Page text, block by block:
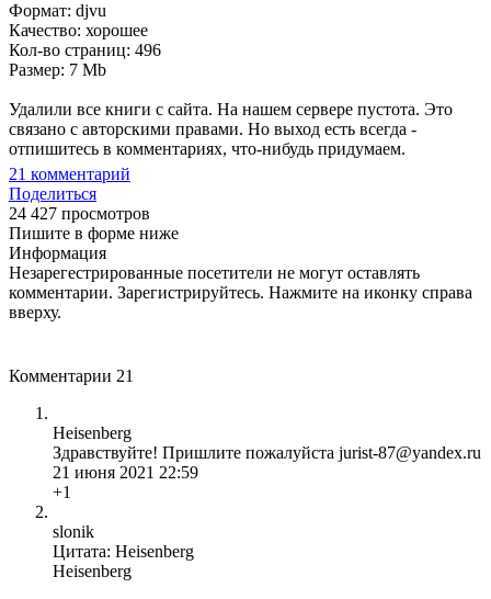
Формат: djvu
Качество: хорошее
Кол-во страниц: 496
Размер: 7 Mb
Удалили все книги с сайта. На нашем сервере пустота. Это
связано с авторскими правами. Но выход есть всегда -
отпишитесь в комментариях, что-нибудь придумаем.
21 комментарий
Поделиться
24 427 просмотров
Пишите в форме ниже
Информация
Незарегестрированные посетители не могут оставлять
комментарии. Зарегистрируйтесь. Нажмите на иконку справа
вверху.
Комментарии 21
Heisenberg
Здравствуйте! Пришлите пожалуйста jurist-87@yandex.ru
21 июня 2021 22:59
+1
slonik
Цитата: Heisenberg
Heisenberg